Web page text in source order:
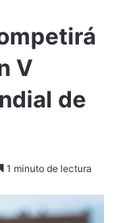
V
de
1 minuto de lectura